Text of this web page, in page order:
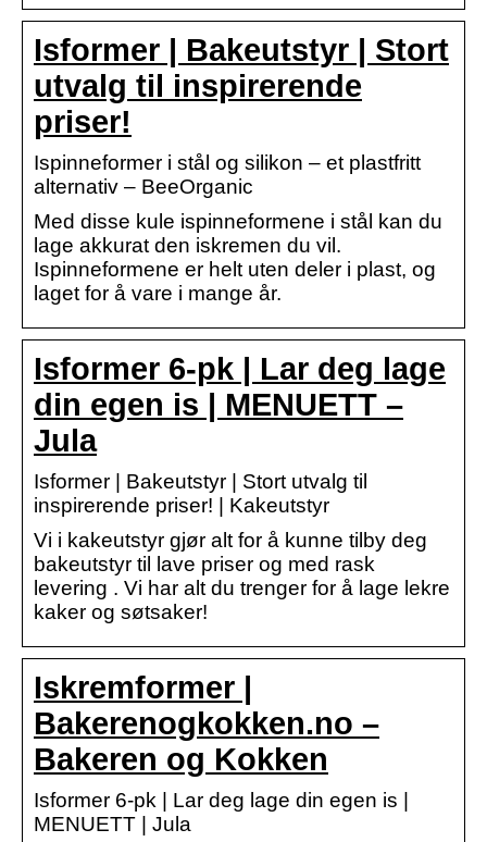
Isformer | Bakeutstyr | Stort
utvalg til inspirerende
priser!
Ispinneformer i stål og silikon – et plastfritt
alternativ – BeeOrganic
Med disse kule ispinneformene i stål kan du
lage akkurat den iskremen du vil.
Ispinneformene er helt uten deler i plast, og
laget for å vare i mange år.
Isformer 6-pk | Lar deg lage
din egen is | MENUETT –
Jula
Isformer | Bakeutstyr | Stort utvalg til
inspirerende priser! | Kakeutstyr
Vi i kakeutstyr gjør alt for å kunne tilby deg
bakeutstyr til lave priser og med rask
levering . Vi har alt du trenger for å lage lekre
kaker og søtsaker!
Iskremformer |
Bakerenogkokken.no –
Bakeren og Kokken
Isformer 6-pk | Lar deg lage din egen is |
MENUETT | Jula